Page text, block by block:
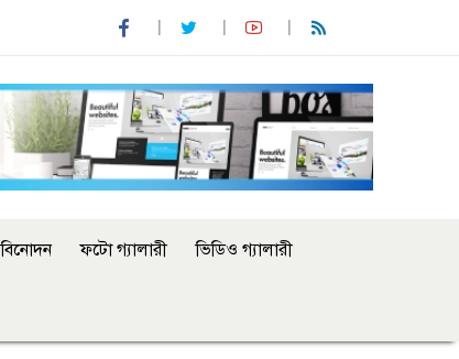
বিনোদন ফটো গ্যালারী ভিডিও গ্যালারী